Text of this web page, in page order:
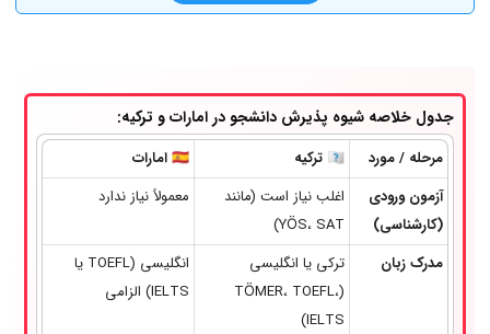
جدول خلاصه شیوه پذیرش دانشجو در امارات و ترکیه:
مرحله / مورد 🇹🇷 ترکیه
🇦🇪 امارات
آزمون ورودی
(کارشناسی)
اغلب نیاز است (مانند
YÖS، SAT)
معمولاً نیاز ندارد
مدرک زبان
ترکی یا انگلیسی
(TÖMER، TOEFL،
IELTS)
انگلیسی (TOEFL یا
IELTS) الزامی